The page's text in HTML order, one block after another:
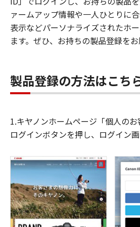
ァームアップ情報や一人ひとりに
表示などパーソナライズされたホ
ます。ぜひ、お持ちの製品登録をお
製品登録の方法はこち
1.キヤノンホームページ「個人の
ログインボタンを押し、ログイン